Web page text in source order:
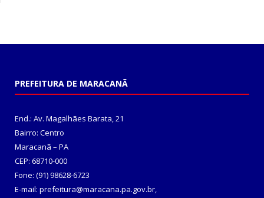
PREFEITURA DE MARACANÃ
End.: Av. Magalhães Barata, 21
Bairro: Centro
Maracanã – PA
CEP: 68710-000
Fone: (91) 98628-6723
E-mail: prefeitura@maracana.pa.gov.br,